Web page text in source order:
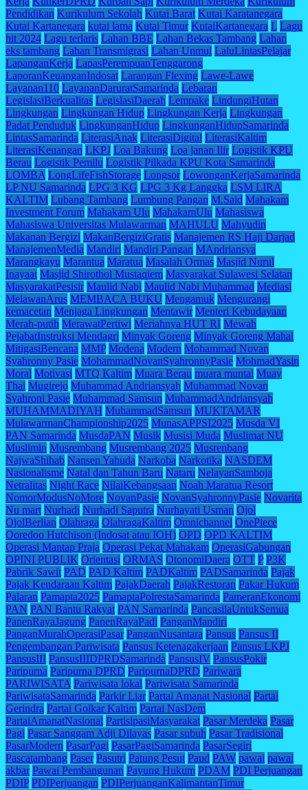
Pendidikan Kurikulum Sekolah Kutai Barat Kutai Karatanegara
Kutai Kartanegara kutai lama Kutai Timur KutaiKartanegara L Lagu
hit 2024 Lagu terlaris Lahan BBE Lahan Bekas Tambang Lahan
eks tambang Lahan Transmigrasi Lahan Unmul LaluLintasPelajar
LapanganKerja LapasPerempuanTenggarong
LaporanKeuanganIndosat Larangan Flexing Lawe-Lawe
Layanan110 LayananDaruratSamarinda Lebaran
LegislasiBerkualitas LegislasiDaerah Lempake LindungiHutan
Lingkungan Lingkungan Hidup Lingkungan Kerja Lingkungan
Padat Penduduk LingkunganHidup LingkunganHidupSamarinda
LintasSamarinda LiterasiAnak LiterasiDigital LiterasiKaltim
LiterasiKeuangan LKPJ Loa Bakung Loa janan Ilir Logistik KPU
Berau Logistik Pemilu Logistik Pilkada KPU Kota Samarinda
LOMBA LongLifeFishStorage Longsor LowonganKerjaSamarinda
LP NU Samarinda LPG 3 KG LPG 3 Kg Langgka LSM LIRA
KALTIM Lubang Tambang Lumbung Pangan M.Said Mahakam
Investment Forum Mahakam Ulu MahakamUlu Mahasiswa
Mahasiswa Universitas Mulawarman MAHULU Mahyudin
Makanan Bergizi MakanBergiziGratis Manajemen RS Haji Darjad
ManajemenMedia Mandiri Mandiri Pangan MAndriansya
Marangkayu Marantua Maratua Masalah Ormas Masjid Nurul
Inayaat Masjid Shirothol Mustaqiem Masyarakat Sulawesi Selatan
MasyarakatPesisir Maulid Nabi Maulid Nabi Muhammad Mediasi
MelawanArus MEMBACA BUKU Mengamuk Mengurangi
kemacetan Menjaga Lingkungan Mentawir Menteri Kebudayaan
Merah-putih MerawatPertiwi Meriahnya HUT RI Mewah
PejabatInstruksi Mendagri Minyak Goreng Minyak Goreng Mahal
MitigasiBencana MMP Modena Modern Mohammad Novan
Syahronny Pasie MohammadNovanSyahronnyPasie MohmadYasin
Moral Motivasi MTQ Kaltim Muara Berau muara muntai Muay
Thai Mugirejo Muhammad Andriansyah Muhammad Novan
Syahroni Pasie Muhammad Samsun MuhammadAndriansyah
MUHAMMADIYAH MuhammadSamsun MUKTAMAR
MulawarmanChampionship2025 MunasAPPSI2025 Musda VI
PAN Samarinda MusdaPAN Musik Musisi Muda Muslimat NU
Muslimin Musrembang Musrembang 2025 Musrenbang
NajwaShihab Nansen Yahuda Narkoba Narkotika NASDEM
Nasionalisme Natal dan Tahun Baru Nataru NelayanSamboja
Netralitas Night Race NilaiKebangsaan Noah Maratua Resort
NomorModusNoMore NovanPasie NovanSyahronnyPasie Novarita
Nu mart Nurhadi Nurhadi Saputra Nurhayati Usman Ojol
OjolBerlian Olahraga OlahragaKaltim Omnichannel OnePiece
Ooredoo Hutchison (Indosat atau IOH) OPD OPD KALTIM
Operasi Mantap Praja Operasi Pekat Mahakam OperasiGabungan
OPINI PUBLIK Orientasi ORMAS OtonomiDaera OTT P P3K
Pabrik Sawit PAD PAD Kaltim PADKaltim PADSamarinda Pajak
Pajak Kendaraan Kaltim PajakDaerah PajakRestoran Pakar Hukum
Palaran Pamapta2025 PamaptaPolrestaSamarinda PameranEkonomi
PAN PAN Bantu Rakyat PAN Samarinda PancasilaUntukSemua
PanenRayaJagung PanenRayaPadi PanganMandiri
PanganMurahOperasiPasar PanganNusantara Pansus Pansus II
Pengembangan Pariwisata Pansus Ketenagakerjaan Pansus LKPJ
PansusIII PansusIIIDPRDSamarinda PansusIV PansusPokir
Paripurna Paripurna DPRD ParipurnaDPRD Pariwara
PARIWISATA Pariwisata lokal Pariwisata Samarinda
PariwisataSamarinda Parkir Liar Partai Amanat Nasional Partai
Gerindra Partai Golkar Kaltim Partai NasDem
PartaiAmanatNasional PartisipasiMasyarakat Pasar Merdeka Pasar
Pagi Pasar Sanggam Adji Dilayas Pasar subuh Pasar Tradisional
PasarModern PasarPagi PasarPagiSamarinda PasarSegiri
Pascatambang Paser Pasutri Patung Pesut Paud PAW pawai pawai
akbar Pawai Pembangunan Payung Hukum PDAM PDI Perjuangan
PDIP PDIPerjuangan PDIPerjuanganKalimantanTimur